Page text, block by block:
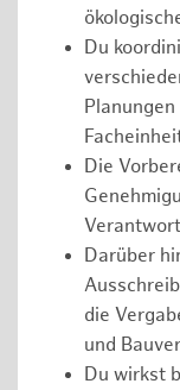
Du
Die
Darüber
die
und
Du wirkst